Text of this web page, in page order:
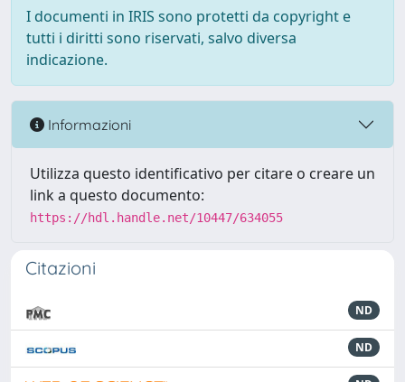
I documenti in IRIS sono protetti da copyright e
tutti i diritti sono riservati, salvo diversa
indicazione.
Informazioni
Utilizza questo identificativo per citare o creare un
link a questo documento:
https://hdl.handle.net/10447/634055
Citazioni
ND
ND